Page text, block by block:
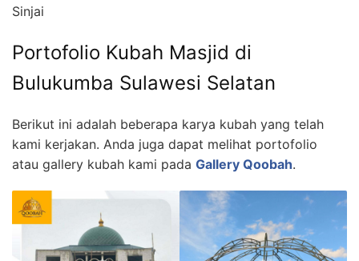
Sinjai
Portofolio Kubah Masjid di
Bulukumba Sulawesi Selatan
Berikut ini adalah beberapa karya kubah yang telah
kami kerjakan. Anda juga dapat melihat portofolio
atau gallery kubah kami pada Gallery Qoobah.